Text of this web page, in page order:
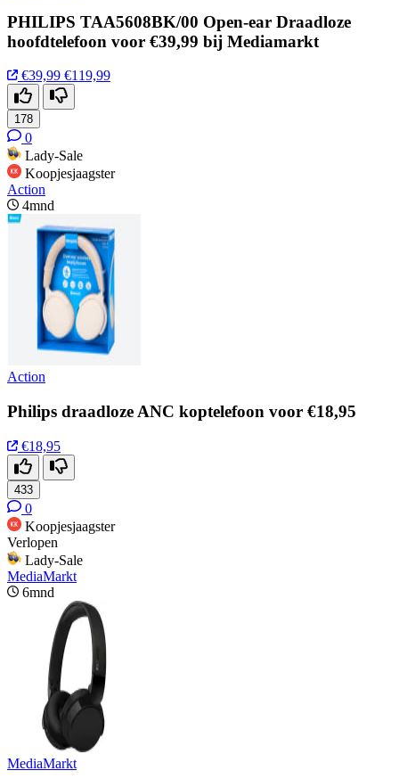
PHILIPS TAA5608BK/00 Open-ear Draadloze
hoofdtelefoon voor €39,99 bij Mediamarkt
€39,99 €119,99
178
0
Lady-Sale
Koopjesjaagster
Action
4mnd
Action
Philips draadloze ANC koptelefoon voor €18,95
€18,95
433
0
Koopjesjaagster
Verlopen
Lady-Sale
MediaMarkt
6mnd
MediaMarkt